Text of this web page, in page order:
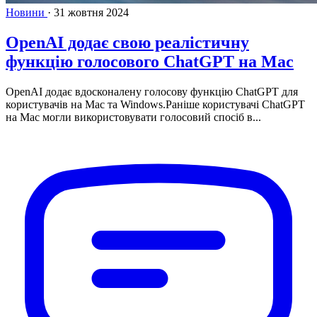
Новини · 31 жовтня 2024
OpenAI додає свою реалістичну
функцію голосового ChatGPT на Mac
OpenAI додає вдосконалену голосову функцію ChatGPT для
користувачів на Mac та Windows.Раніше користувачі ChatGPT
на Mac могли використовувати голосовий спосіб в...